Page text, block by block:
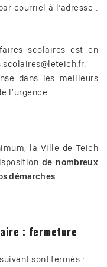
courriel à l’adresse :
scolaires est en
dans les meilleurs
l’urgence.
la Ville de Teich
de nombreux
démarches.
: fermeture
sont fermés :